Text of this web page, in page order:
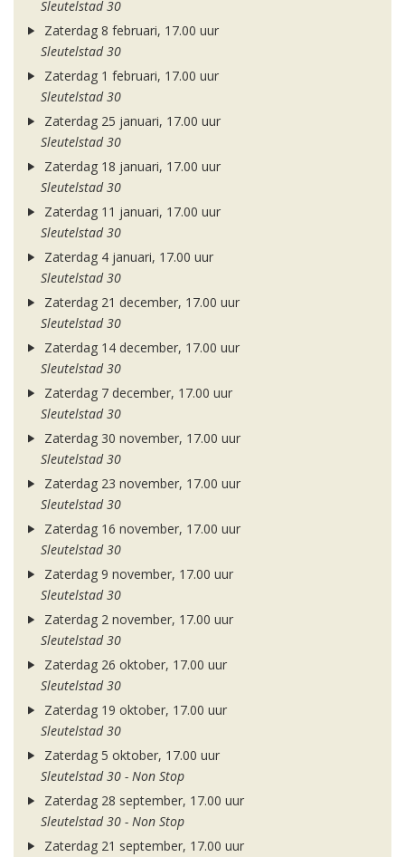
Sleutelstad 30
Zaterdag 8 februari, 17.00 uur
Sleutelstad 30
Zaterdag 1 februari, 17.00 uur
Sleutelstad 30
Zaterdag 25 januari, 17.00 uur
Sleutelstad 30
Zaterdag 18 januari, 17.00 uur
Sleutelstad 30
Zaterdag 11 januari, 17.00 uur
Sleutelstad 30
Zaterdag 4 januari, 17.00 uur
Sleutelstad 30
Zaterdag 21 december, 17.00 uur
Sleutelstad 30
Zaterdag 14 december, 17.00 uur
Sleutelstad 30
Zaterdag 7 december, 17.00 uur
Sleutelstad 30
Zaterdag 30 november, 17.00 uur
Sleutelstad 30
Zaterdag 23 november, 17.00 uur
Sleutelstad 30
Zaterdag 16 november, 17.00 uur
Sleutelstad 30
Zaterdag 9 november, 17.00 uur
Sleutelstad 30
Zaterdag 2 november, 17.00 uur
Sleutelstad 30
Zaterdag 26 oktober, 17.00 uur
Sleutelstad 30
Zaterdag 19 oktober, 17.00 uur
Sleutelstad 30
Zaterdag 5 oktober, 17.00 uur
Sleutelstad 30 - Non Stop
Zaterdag 28 september, 17.00 uur
Sleutelstad 30 - Non Stop
Zaterdag 21 september, 17.00 uur